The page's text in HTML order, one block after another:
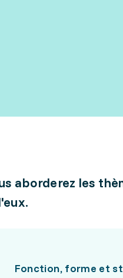
aborderez les
Fonction, forme et